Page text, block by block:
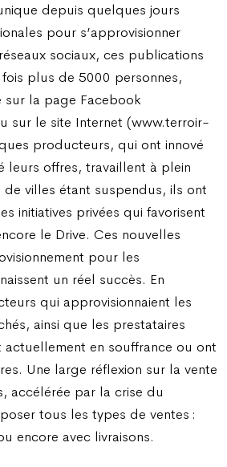
depuis quelques jours
pour s’approvisionner
sociaux, ces publications
plus de 5000 personnes,
sur la page Facebook
sur le site Internet (www.terroir-
producteurs, qui ont innové
leurs offres, travaillent à plein
de villes étant suspendus, ils ont
initiatives privées qui favorisent
le Drive. Ces nouvelles
pour les
un réel succès. En
qui approvisionnaient les
ainsi que les prestataires
en souffrance ou ont
Une large réflexion sur la vente
accélérée par la crise du
tous les types de ventes :
encore avec livraisons.